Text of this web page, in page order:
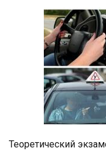
Теоретический